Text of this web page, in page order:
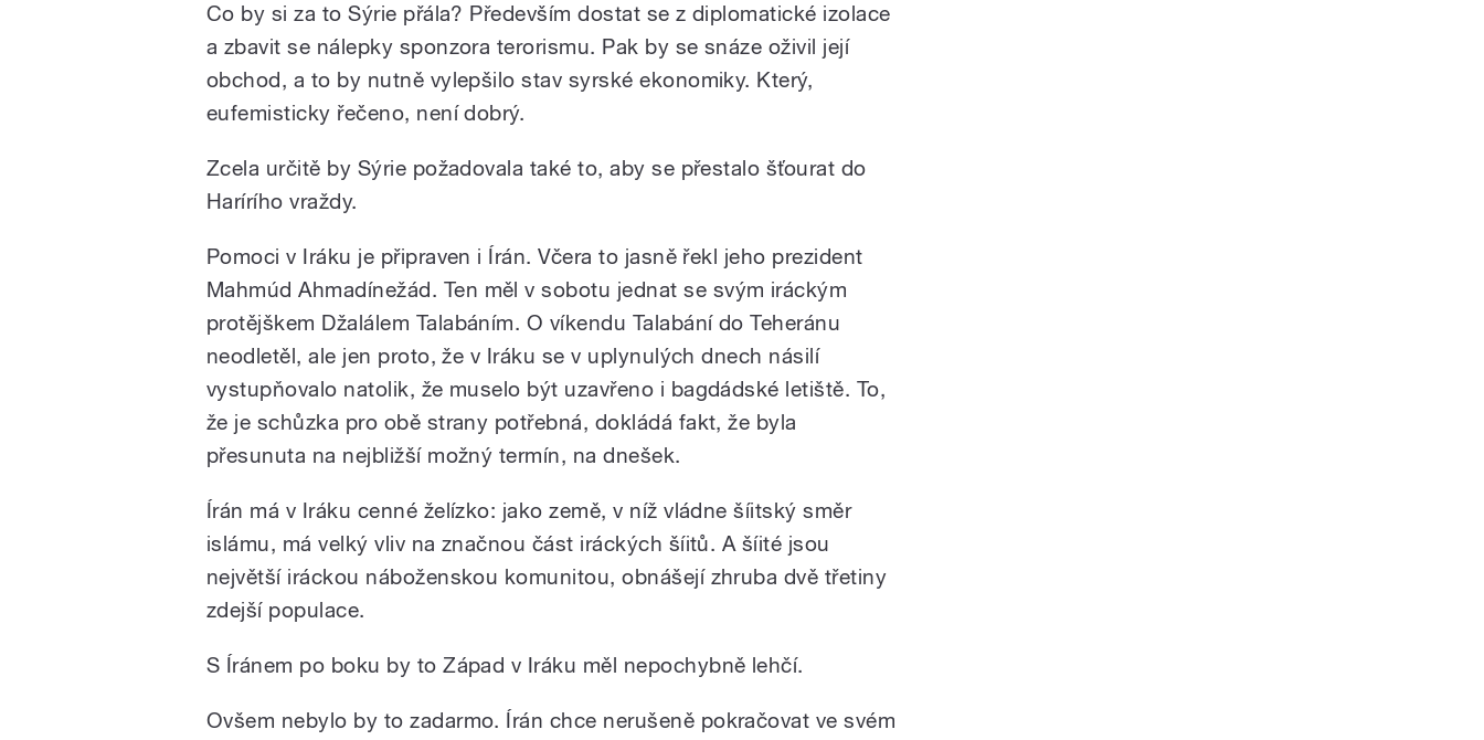
Co by si za to Sýrie přála? Především dostat se z diplomatické izolace
a zbavit se nálepky sponzora terorismu. Pak by se snáze oživil její
obchod, a to by nutně vylepšilo stav syrské ekonomiky. Který,
eufemisticky řečeno, není dobrý.
Zcela určitě by Sýrie požadovala také to, aby se přestalo šťourat do
Harírího vraždy.
Pomoci v Iráku je připraven i Írán. Včera to jasně řekl jeho prezident
Mahmúd Ahmadínežád. Ten měl v sobotu jednat se svým iráckým
protějškem Džalálem Talabáním. O víkendu Talabání do Teheránu
neodletěl, ale jen proto, že v Iráku se v uplynulých dnech násilí
vystupňovalo natolik, že muselo být uzavřeno i bagdádské letiště. To,
že je schůzka pro obě strany potřebná, dokládá fakt, že byla
přesunuta na nejbližší možný termín, na dnešek.
Írán má v Iráku cenné želízko: jako země, v níž vládne šíitský směr
islámu, má velký vliv na značnou část iráckých šíitů. A šíité jsou
největší iráckou náboženskou komunitou, obnášejí zhruba dvě třetiny
zdejší populace.
S Íránem po boku by to Západ v Iráku měl nepochybně lehčí.
Ovšem nebylo by to zadarmo. Írán chce nerušeně pokračovat ve svém